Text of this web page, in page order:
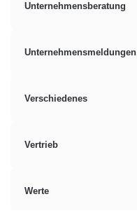
Unternehmensberatung
Unternehmensmeldungen
Verschiedenes
Vertrieb
Werte